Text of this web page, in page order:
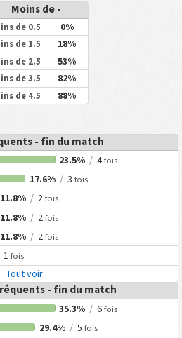
Moins de -
de 0.5 0%
de 1.5 18%
de 2.5 53%
de 3.5 82%
de 4.5 88%
- fin du match
23.5% / 4fois
17.6% /3 fois
11.8% /2 fois
11.8% /2 fois
11.8% /2 fois
fois
Tout voir
- fin du match
35.3% / 6fois
29.4% / 5fois